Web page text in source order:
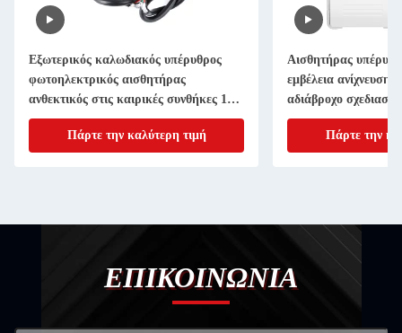
Εξωτερικός καλωδιακός υπέρυθρος
φωτοηλεκτρικός αισθητήρας
ανθεκτικός στις καιρικές συνθήκες 180
μοίρες περιστροφή για την ασφάλεια
της πύληςΠάρτε την καλύτερη τιμή
Αισθητήρας
εμβέλεια
αδιάβροχο
αυτόματων πορτών
Πάρτε την
ΕΠΙΚΟΙΝΩΝΙΑ